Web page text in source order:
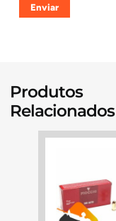
Produtos
Relacionados